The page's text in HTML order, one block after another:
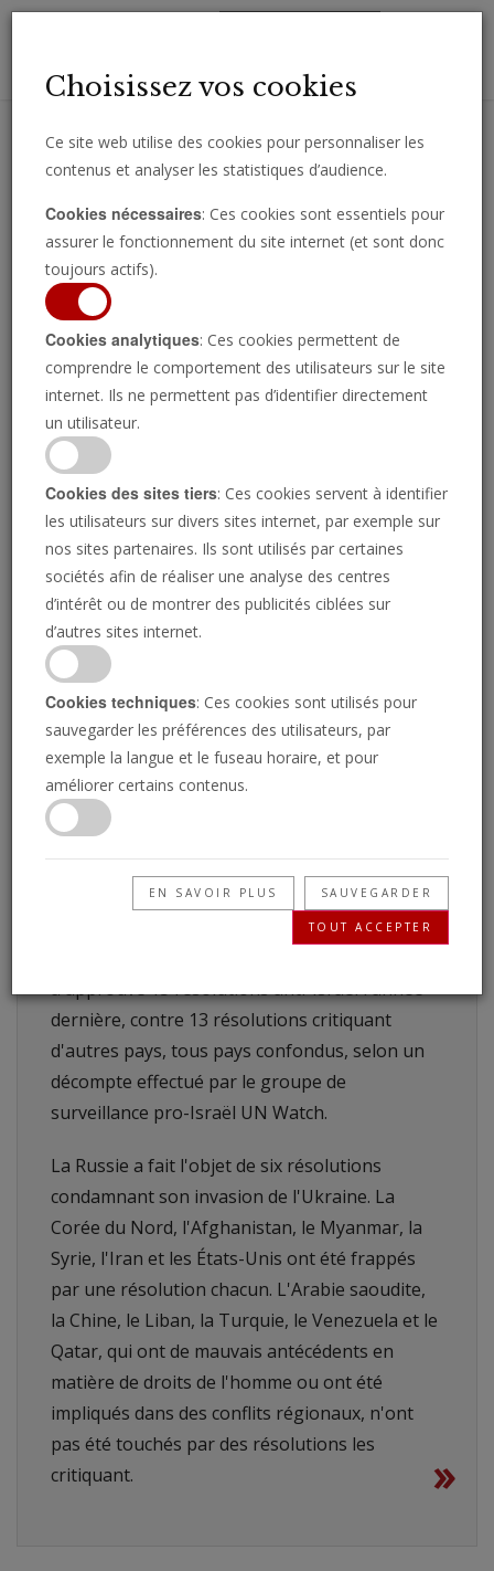
importantes directement par e-mail.
L'ONU "focalisée sur
l'Etat hébreu" a
condamné Israël plus
que tous les autres pays
réunis en 2022
I24 NEWS
« En 2022, l'Assemblée générale des Nations
unies a adopté plus de résolutions contre
Israël que contre toutes les autres nations
réunies, démontrant ainsi ce que les
observateurs avertis appellent "une
focalisation déséquilibrée sur l'État juif" au sein
a approuvé 15 résolutions anti-Israël l'année
dernière, contre 13 résolutions critiquant
d'autres pays, tous pays confondus, selon un
décompte effectué par le groupe de
surveillance pro-Israël UN Watch.
La Russie a fait l'objet de six résolutions
condamnant son invasion de l'Ukraine. La
Corée du Nord, l'Afghanistan, le Myanmar, la
Syrie, l'Iran et les États-Unis ont été frappés
par une résolution chacun. L'Arabie saoudite,
la Chine, le Liban, la Turquie, le Venezuela et le
Qatar, qui ont de mauvais antécédents en
matière de droits de l'homme ou ont été
impliqués dans des conflits régionaux, n'ont
pas été touchés par des résolutions les
critiquant.
»
Choisissez vos cookies
Ce site web utilise des cookies pour personnaliser les
contenus et analyser les statistiques d’audience.
Cookies nécessaires: Ces cookies sont essentiels pour
assurer le fonctionnement du site internet (et sont donc
toujours actifs).
Cookies analytiques: Ces cookies permettent de
comprendre le comportement des utilisateurs sur le site
internet. Ils ne permettent pas d’identifier directement
un utilisateur.
Cookies des sites tiers: Ces cookies servent à identifier
les utilisateurs sur divers sites internet, par exemple sur
nos sites partenaires. Ils sont utilisés par certaines
sociétés afin de réaliser une analyse des centres
d’intérêt ou de montrer des publicités ciblées sur
d’autres sites internet.
Cookies techniques: Ces cookies sont utilisés pour
sauvegarder les préférences des utilisateurs, par
exemple la langue et le fuseau horaire, et pour
améliorer certains contenus.
EN SAVOIR PLUS SAUVEGARDER
TOUT ACCEPTER